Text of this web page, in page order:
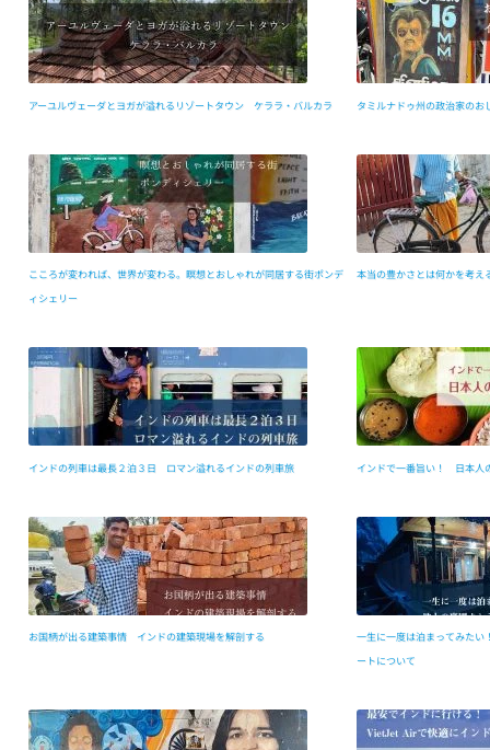
アーユルヴェーダとヨガが溢れるリゾートタウン ケララ・バルカラ タミルナドゥ州の政治家の
こころが変われば、世界が変わる。瞑想とおしゃれが同居する街ポンデ
ィシェリー
本当の豊かさとは何かを考え
インドの列車は最長２泊３日 ロマン溢れるインドの列車旅 インドで一番旨い！ 日本人
お国柄が出る建築事情 インドの建築現場を解剖する
一生に一度は泊まってみた
ートについて